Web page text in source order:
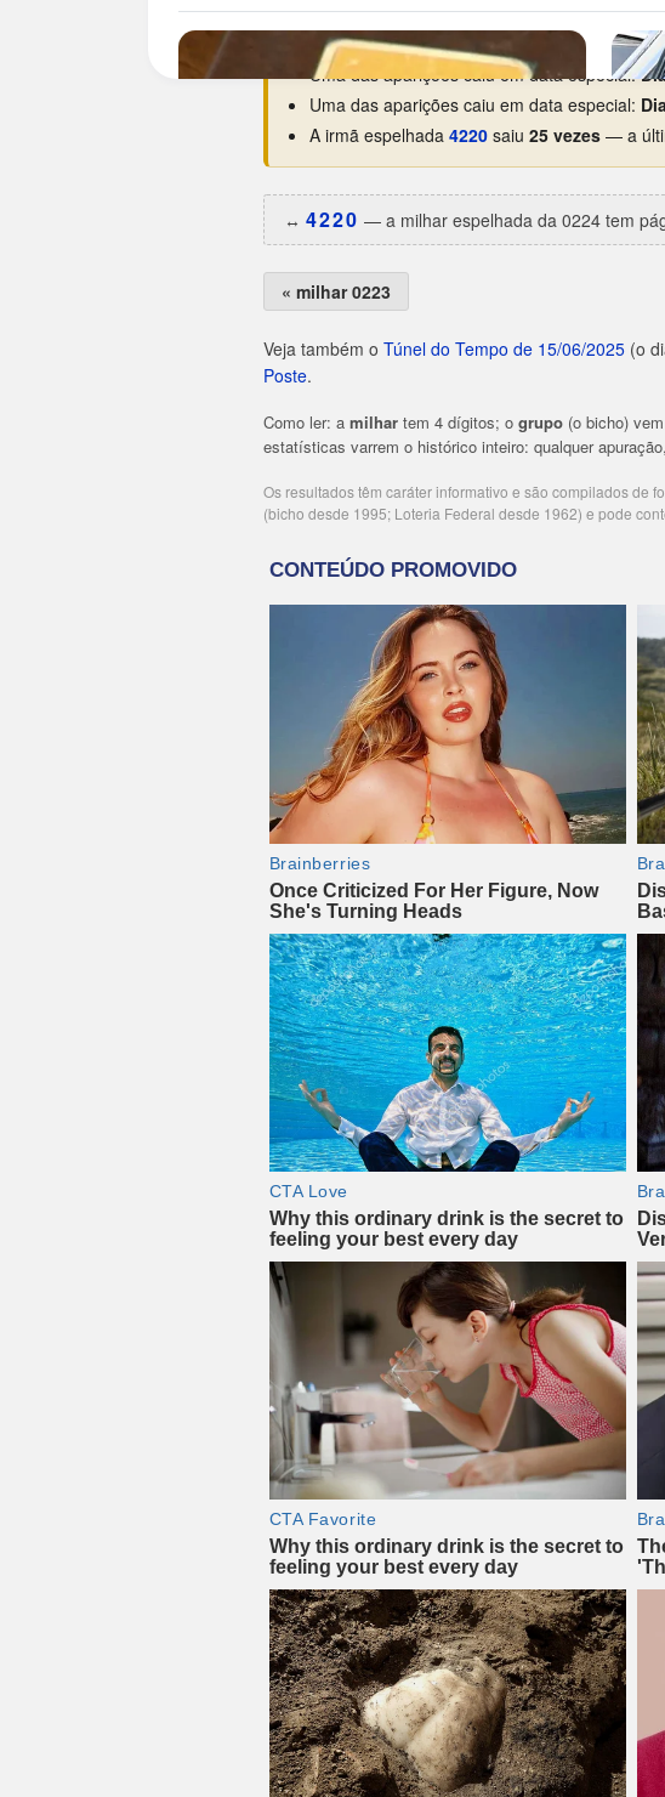
Menor intervalo:4 dias, entre 11/06/2025 e
Melhor ano:2025, com 3 aparições.
Uma das aparições caiu em data especial:
Uma das aparições caiu em data especial:
A irmã espelhada 4220 saiu 25 vezes — a
↔️ 4220 — a milhar espelhada da 0224 tem
« milhar 0223
Veja também o Túnel do Tempo de 15/06/2025 (o
Poste.
Como ler: a milhar tem 4 dígitos; o grupo (o bicho)
estatísticas varrem o histórico inteiro: qualquer
Os resultados têm caráter informativo e são compilados de
(bicho desde 1995; Loteria Federal desde 1962) e pode
Publicidade